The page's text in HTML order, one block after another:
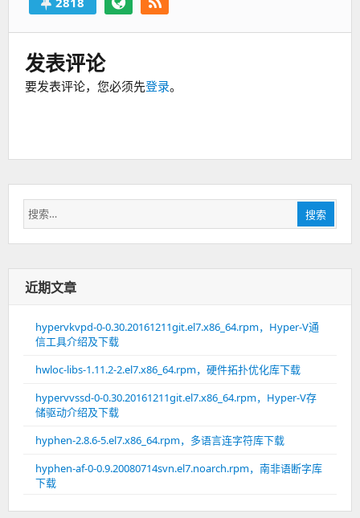
发表评论
要发表评论，您必须先登录。
搜
索：
搜索
近期文章
hypervkvpd-0-0.30.20161211git.el7.x86_64.rpm，Hyper-V通
信工具介绍及下载
hwloc-libs-1.11.2-2.el7.x86_64.rpm，硬件拓扑优化库下载
hypervvssd-0-0.30.20161211git.el7.x86_64.rpm，Hyper-V存
储驱动介绍及下载
hyphen-2.8.6-5.el7.x86_64.rpm，多语言连字符库下载
hyphen-af-0-0.9.20080714svn.el7.noarch.rpm，南非语断字库
下载